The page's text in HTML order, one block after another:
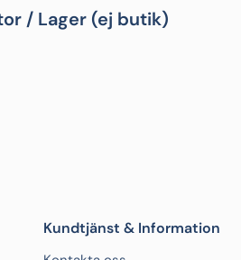
/ Lager (ej butik)
Kundtjänst & Information